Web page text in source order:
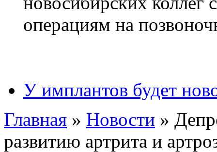
У имплантов будет
Главная » Новости »
развитию артрита и